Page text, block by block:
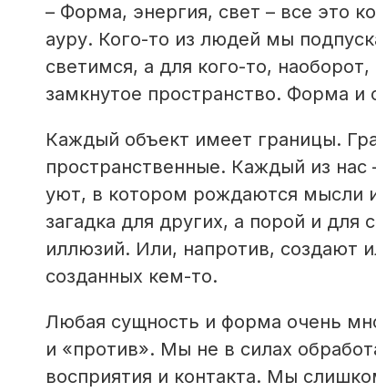
– Форма, энергия, свет – все это
ауру. Кого-то из людей мы
светимся, а для кого-то,
замкнутое пространство. Форма и
Каждый объект имеет границы.
пространственные. Каждый из
уют, в котором рождаются мысли
загадка для других, а порой и для
иллюзий. Или, напротив, создают
созданных кем-то.
Любая сущность и форма очень
и «против». Мы не в силах
восприятия и контакта. Мы